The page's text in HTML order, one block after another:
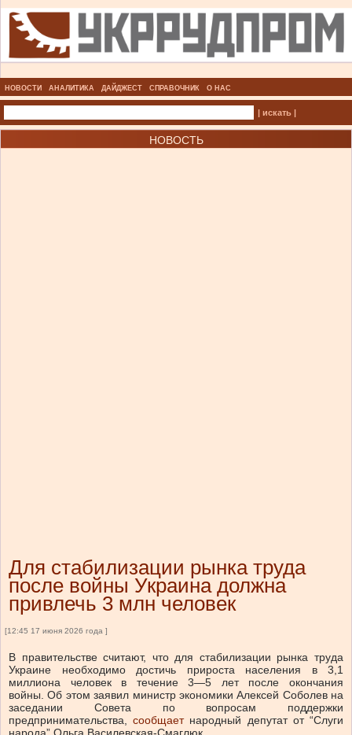
НОВОСТИ АНАЛИТИКА ДАЙДЖЕСТ СПРАВОЧНИК О НАС
| искать |
НОВОСТЬ
Для стабилизации рынка труда
после войны Украина должна
привлечь 3 млн человек
[12:45 17 июня 2026 года ]
В правительстве считают, что для стабилизации рынка труда
Украине необходимо достичь прироста населения в 3,1
миллиона человек в течение 3—5 лет после окончания
войны.Об этом заявил министр экономики Алексей Соболев на
заседании Совета по вопросам поддержки
предпринимательства, сообщает народный депутат от “Слуги